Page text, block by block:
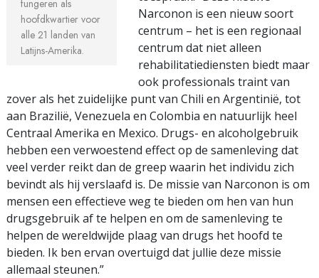
fungeren als
hoofdkwartier voor
alle 21 landen van
Latijns-Amerika.
Narconon is een nieuw soort
centrum – het is een regionaal
centrum dat niet alleen
rehabilitatiediensten biedt maar
ook professionals traint van
zover als het zuidelijke punt van Chili en Argentinië, tot
aan Brazilië, Venezuela en Colombia en natuurlijk heel
Centraal Amerika en Mexico. Drugs- en alcoholgebruik
hebben een verwoestend effect op de samenleving dat
veel verder reikt dan de greep waarin het individu zich
bevindt als hij verslaafd is. De missie van Narconon is om
mensen een effectieve weg te bieden om hen van hun
drugsgebruik af te helpen en om de samenleving te
helpen de wereldwijde plaag van drugs het hoofd te
bieden. Ik ben ervan overtuigd dat jullie deze missie
allemaal steunen.”